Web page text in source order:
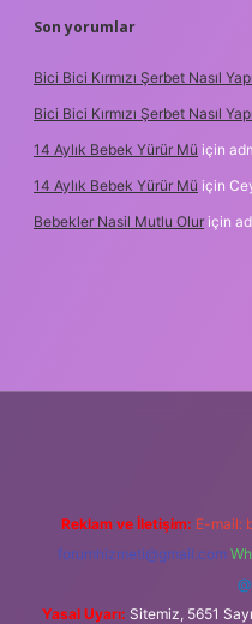
Son yorumlar
Bici Bici Kırmızı Şerbet Nasıl
Bici Bici Kırmızı Şerbet Nasıl
14 Aylık Bebek Yürür Mü için
14 Aylık Bebek Yürür Mü için
Bebekler Nasil Mutlu Olur için
Reklam ve İletişim: E-mail:
forumhizmeti@gmail.com
Yasal Uyarı: Sitemiz, 5651